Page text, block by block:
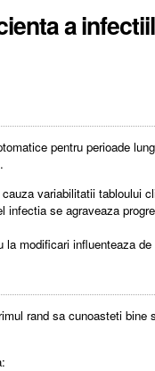
a
pentru perioade
variabilitatii
se agraveaza
modificari influenteaza
rand sa cunoasteti